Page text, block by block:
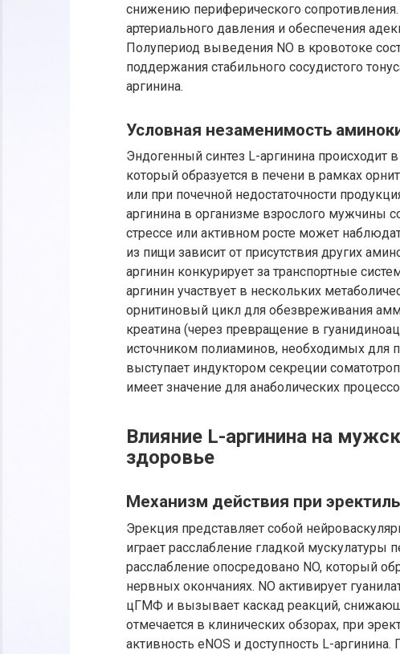
снижению периферического
артериального давления и обеспечения
Полупериод выведения NO в кровотоке
поддержания стабильного сосудистого
аргинина.
Условная незаменимость
Эндогенный синтез L-аргинина происходит
который образуется в печени в рамках
или при почечной недостаточности
аргинина в организме взрослого мужчины
стрессе или активном росте может
из пищи зависит от присутствия других
аргинин конкурирует за транспортные
аргинин участвует в нескольких
орнитиновый цикл для обезвреживания
креатина (через превращение в
источником полиаминов, необходимых для
выступает индуктором секреции
имеет значение для анаболических
Влияние L-аргинина на
здоровье
Механизм действия при
Эрекция представляет собой
играет расслабление гладкой мускулатуры
расслабление опосредовано NO, который
нервных окончаниях. NO активирует
цГМФ и вызывает каскад реакций,
отмечается в клинических обзорах, при
активность eNOS и доступность L-